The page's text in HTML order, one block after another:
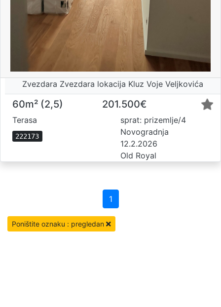
Zvezdara Zvezdara lokacija Kluz Voje Veljkovića
60m² (2,5) 201.500€
Terasa
222173
sprat: prizemlje/4
Novogradnja
12.2.2026
Old Royal
1
Poništite oznaku : pregledan